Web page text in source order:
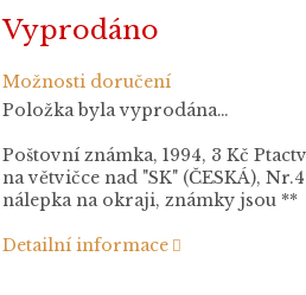
cena:
Vyprodáno
Možnosti doručení
Položka byla vyprodána…
Poštovní známka, 1994, 3 Kč
na větvičce nad "SK" (ČESKÁ),
nálepka na okraji, známky jsou **
Detailní informace